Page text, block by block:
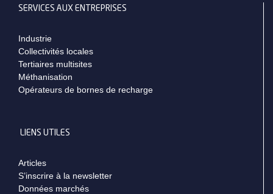
SERVICES AUX ENTREPRISES
Industrie
Collectivités locales
Tertiaires multisites
Méthanisation
Opérateurs de bornes de recharge
LIENS UTILES
Articles
S’inscrire à la newsletter
Données marchés